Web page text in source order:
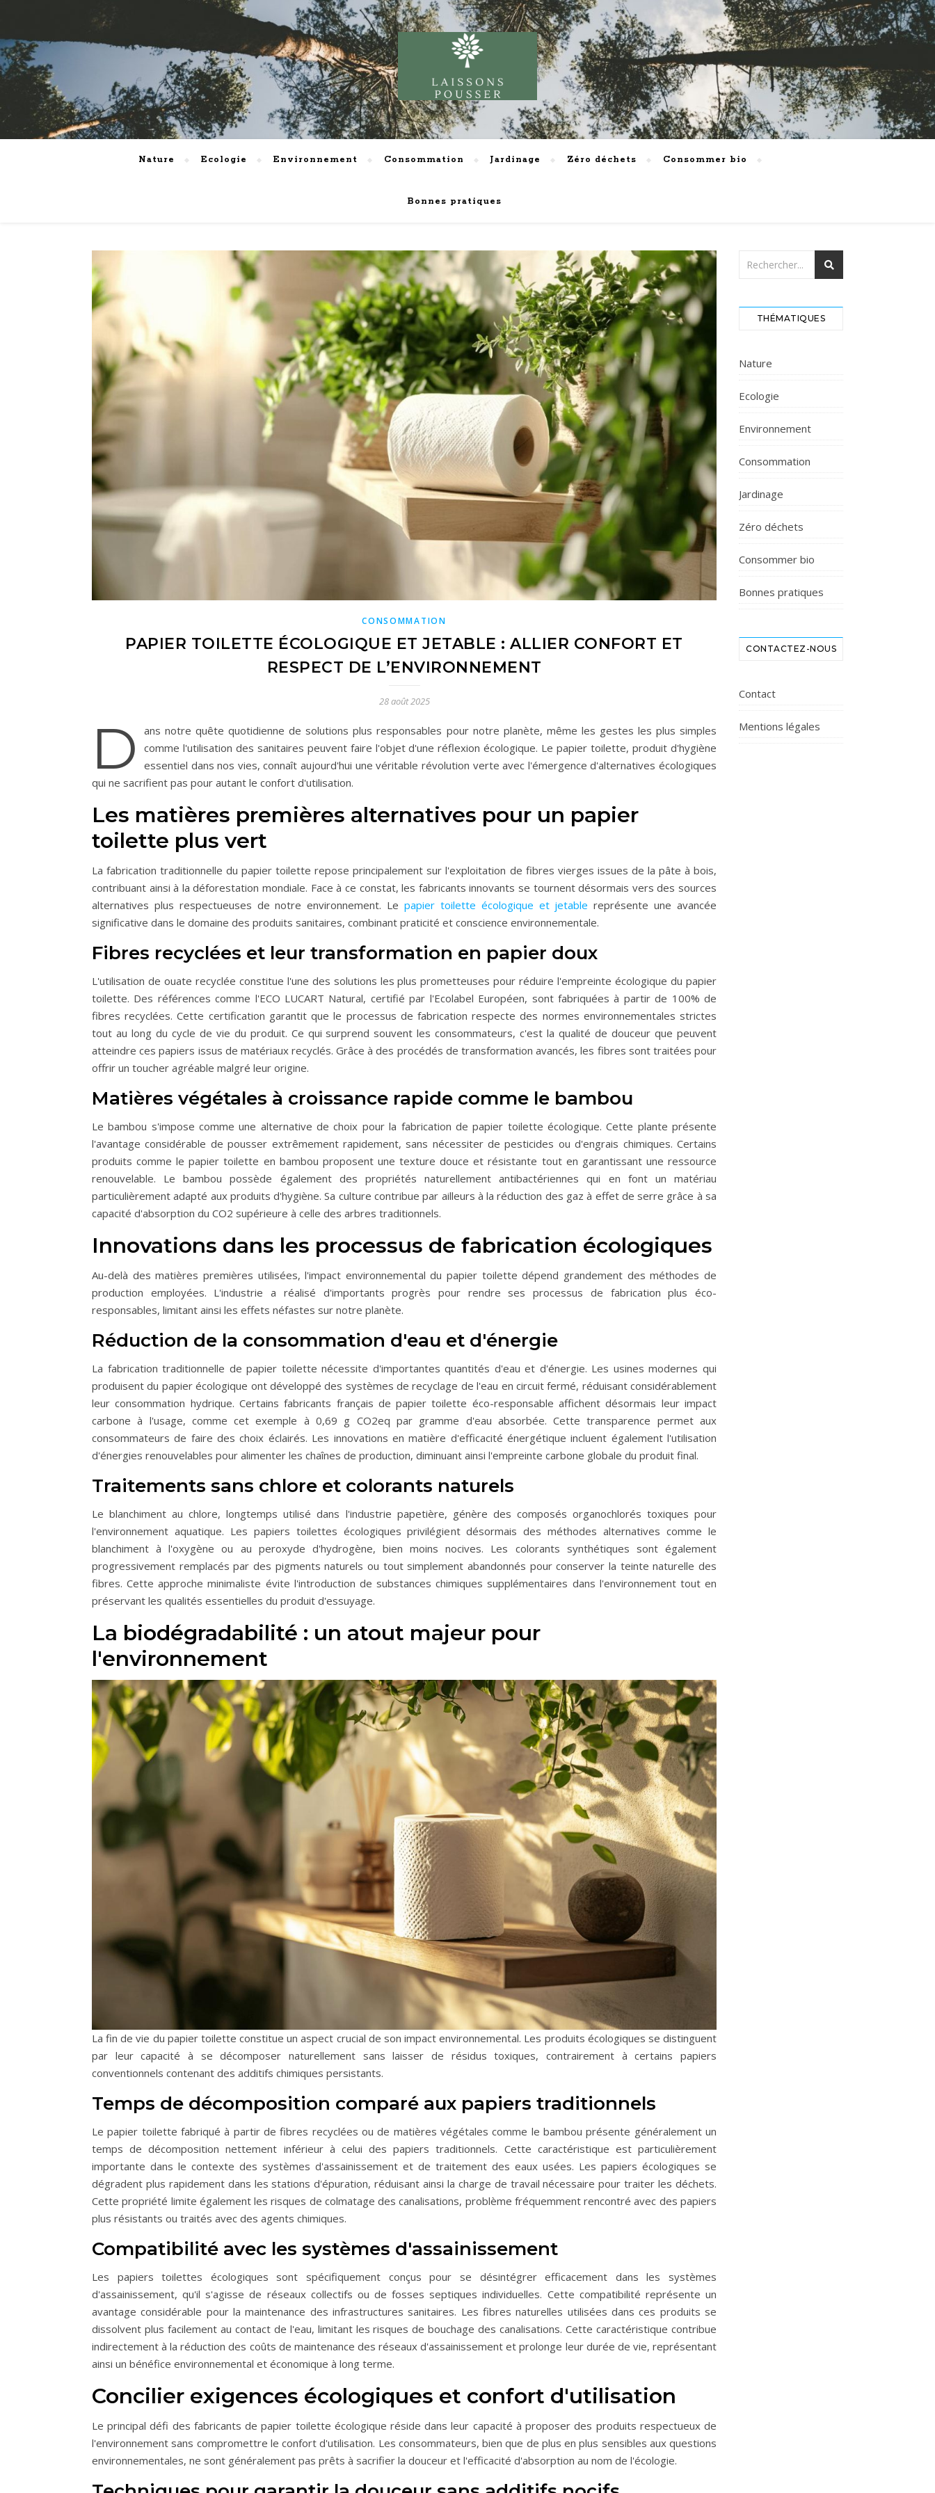
Nature Ecologie Environnement Consommation Jardinage Zéro déchets Consommer bio
Bonnes pratiques
CONSOMMATION
PAPIER TOILETTE ÉCOLOGIQUE ET JETABLE : ALLIER CONFORT ET
RESPECT DE L’ENVIRONNEMENT
28 août 2025
D
ans notre quête quotidienne de solutions plus responsables pour notre planète, même les gestes les plus simples
comme l'utilisation des sanitaires peuvent faire l'objet d'une réflexion écologique. Le papier toilette, produit d'hygiène
essentiel dans nos vies, connaît aujourd'hui une véritable révolution verte avec l'émergence d'alternatives écologiques
qui ne sacrifient pas pour autant le confort d'utilisation.
Les matières premières alternatives pour un papier
toilette plus vert
La fabrication traditionnelle du papier toilette repose principalement sur l'exploitation de fibres vierges issues de la pâte à bois,
contribuant ainsi à la déforestation mondiale. Face à ce constat, les fabricants innovants se tournent désormais vers des sources
alternatives plus respectueuses de notre environnement. Le papier toilette écologique et jetable représente une avancée
significative dans le domaine des produits sanitaires, combinant praticité et conscience environnementale.
Fibres recyclées et leur transformation en papier doux
L'utilisation de ouate recyclée constitue l'une des solutions les plus prometteuses pour réduire l'empreinte écologique du papier
toilette. Des références comme l'ECO LUCART Natural, certifié par l'Ecolabel Européen, sont fabriquées à partir de 100% de
fibres recyclées. Cette certification garantit que le processus de fabrication respecte des normes environnementales strictes
tout au long du cycle de vie du produit. Ce qui surprend souvent les consommateurs, c'est la qualité de douceur que peuvent
atteindre ces papiers issus de matériaux recyclés. Grâce à des procédés de transformation avancés, les fibres sont traitées pour
offrir un toucher agréable malgré leur origine.
Matières végétales à croissance rapide comme le bambou
Le bambou s'impose comme une alternative de choix pour la fabrication de papier toilette écologique. Cette plante présente
l'avantage considérable de pousser extrêmement rapidement, sans nécessiter de pesticides ou d'engrais chimiques. Certains
produits comme le papier toilette en bambou proposent une texture douce et résistante tout en garantissant une ressource
renouvelable. Le bambou possède également des propriétés naturellement antibactériennes qui en font un matériau
particulièrement adapté aux produits d'hygiène. Sa culture contribue par ailleurs à la réduction des gaz à effet de serre grâce à sa
capacité d'absorption du CO2 supérieure à celle des arbres traditionnels.
Innovations dans les processus de fabrication écologiques
Au-delà des matières premières utilisées, l'impact environnemental du papier toilette dépend grandement des méthodes de
production employées. L'industrie a réalisé d'importants progrès pour rendre ses processus de fabrication plus éco-
responsables, limitant ainsi les effets néfastes sur notre planète.
Réduction de la consommation d'eau et d'énergie
La fabrication traditionnelle de papier toilette nécessite d'importantes quantités d'eau et d'énergie. Les usines modernes qui
produisent du papier écologique ont développé des systèmes de recyclage de l'eau en circuit fermé, réduisant considérablement
leur consommation hydrique. Certains fabricants français de papier toilette éco-responsable affichent désormais leur impact
carbone à l'usage, comme cet exemple à 0,69 g CO2eq par gramme d'eau absorbée. Cette transparence permet aux
consommateurs de faire des choix éclairés. Les innovations en matière d'efficacité énergétique incluent également l'utilisation
d'énergies renouvelables pour alimenter les chaînes de production, diminuant ainsi l'empreinte carbone globale du produit final.
Traitements sans chlore et colorants naturels
Le blanchiment au chlore, longtemps utilisé dans l'industrie papetière, génère des composés organochlorés toxiques pour
l'environnement aquatique. Les papiers toilettes écologiques privilégient désormais des méthodes alternatives comme le
blanchiment à l'oxygène ou au peroxyde d'hydrogène, bien moins nocives. Les colorants synthétiques sont également
progressivement remplacés par des pigments naturels ou tout simplement abandonnés pour conserver la teinte naturelle des
fibres. Cette approche minimaliste évite l'introduction de substances chimiques supplémentaires dans l'environnement tout en
préservant les qualités essentielles du produit d'essuyage.
La biodégradabilité : un atout majeur pour
l'environnement
La fin de vie du papier toilette constitue un aspect crucial de son impact environnemental. Les produits écologiques se distinguent
par leur capacité à se décomposer naturellement sans laisser de résidus toxiques, contrairement à certains papiers
conventionnels contenant des additifs chimiques persistants.
Temps de décomposition comparé aux papiers traditionnels
Le papier toilette fabriqué à partir de fibres recyclées ou de matières végétales comme le bambou présente généralement un
temps de décomposition nettement inférieur à celui des papiers traditionnels. Cette caractéristique est particulièrement
importante dans le contexte des systèmes d'assainissement et de traitement des eaux usées. Les papiers écologiques se
dégradent plus rapidement dans les stations d'épuration, réduisant ainsi la charge de travail nécessaire pour traiter les déchets.
Cette propriété limite également les risques de colmatage des canalisations, problème fréquemment rencontré avec des papiers
plus résistants ou traités avec des agents chimiques.
Compatibilité avec les systèmes d'assainissement
Les papiers toilettes écologiques sont spécifiquement conçus pour se désintégrer efficacement dans les systèmes
d'assainissement, qu'il s'agisse de réseaux collectifs ou de fosses septiques individuelles. Cette compatibilité représente un
avantage considérable pour la maintenance des infrastructures sanitaires. Les fibres naturelles utilisées dans ces produits se
dissolvent plus facilement au contact de l'eau, limitant les risques de bouchage des canalisations. Cette caractéristique contribue
indirectement à la réduction des coûts de maintenance des réseaux d'assainissement et prolonge leur durée de vie, représentant
ainsi un bénéfice environnemental et économique à long terme.
Concilier exigences écologiques et confort d'utilisation
Le principal défi des fabricants de papier toilette écologique réside dans leur capacité à proposer des produits respectueux de
l'environnement sans compromettre le confort d'utilisation. Les consommateurs, bien que de plus en plus sensibles aux questions
environnementales, ne sont généralement pas prêts à sacrifier la douceur et l'efficacité d'absorption au nom de l'écologie.
THÉMATIQUES
Nature
Ecologie
Environnement
Consommation
Jardinage
Zéro déchets
Consommer bio
Bonnes pratiques
CONTACTEZ-NOUS
Contact
Mentions légales